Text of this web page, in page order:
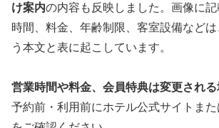
け案内の内容も反映しました。画像に
時間、料金、年齢制限、客室設備など
う本文と表に起こしています。
営業時間や料金、会員特典は変更される
予約前・利用前にホテル公式サイトま